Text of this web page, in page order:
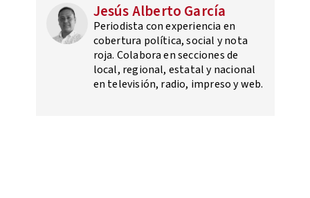
Jesús Alberto García
Periodista con experiencia en
cobertura política, social y nota
roja. Colabora en secciones de
local, regional, estatal y nacional
en televisión, radio, impreso y web.